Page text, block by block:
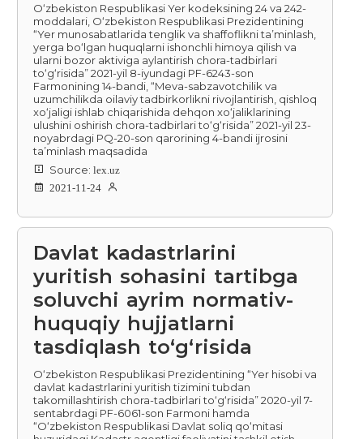
O‘zbekiston Respublikasi Yer kodeksining 24 va 242-
moddalari, O‘zbekiston Respublikasi Prezidentining
“Yer munosabatlarida tenglik va shaffoflikni ta’minlash,
yerga bo‘lgan huquqlarni ishonchli himoya qilish va
ularni bozor aktiviga aylantirish chora-tadbirlari
to‘g‘risida” 2021-yil 8-iyundagi PF-6243-son
Farmonining 14-bandi, “Meva-sabzavotchilik va
uzumchilikda oilaviy tadbirkorlikni rivojlantirish, qishloq
xo‘jaligi ishlab chiqarishida dehqon xo‘jaliklarining
ulushini oshirish chora-tadbirlari to‘g‘risida” 2021-yil 23-
noyabrdagi PQ-20-son qarorining 4-bandi ijrosini
ta’minlash maqsadida
Source: lex.uz
2021-11-24
Davlat kadastrlarini
yuritish sohasini tartibga
soluvchi ayrim normativ-
huquqiy hujjatlarni
tasdiqlash to‘g‘risida
O‘zbekiston Respublikasi Prezidentining “Yer hisobi va
davlat kadastrlarini yuritish tizimini tubdan
takomillashtirish chora-tadbirlari to‘g‘risida” 2020-yil 7-
sentabrdagi PF-6061-son Farmoni hamda
“O‘zbekiston Respublikasi Davlat soliq qo‘mitasi